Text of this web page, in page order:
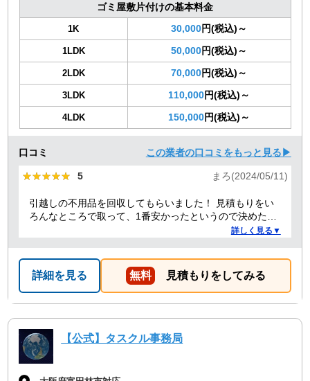
ゴミ屋敷片付けの基本料金
1K 30,000円(税込)～
1LDK 50,000円(税込)～
2LDK 70,000円(税込)～
3LDK 110,000円(税込)～
4LDK 150,000円(税込)～
口コミ この業者の口コミをもっと見る▶
★★★★★
★★★★★ 5 まろ(2024/05/11)
引越しの不用品を回収してもらいました！ 見積もりをい
ろんなところで取って、1番安かったというので決めたの
ですが、 対応や話し方も、丁寧で優しく、 作業自体も素
詳しく見る▼
詳細を見る 無料 見積もりをしてみる
【公式】タスクル事務局